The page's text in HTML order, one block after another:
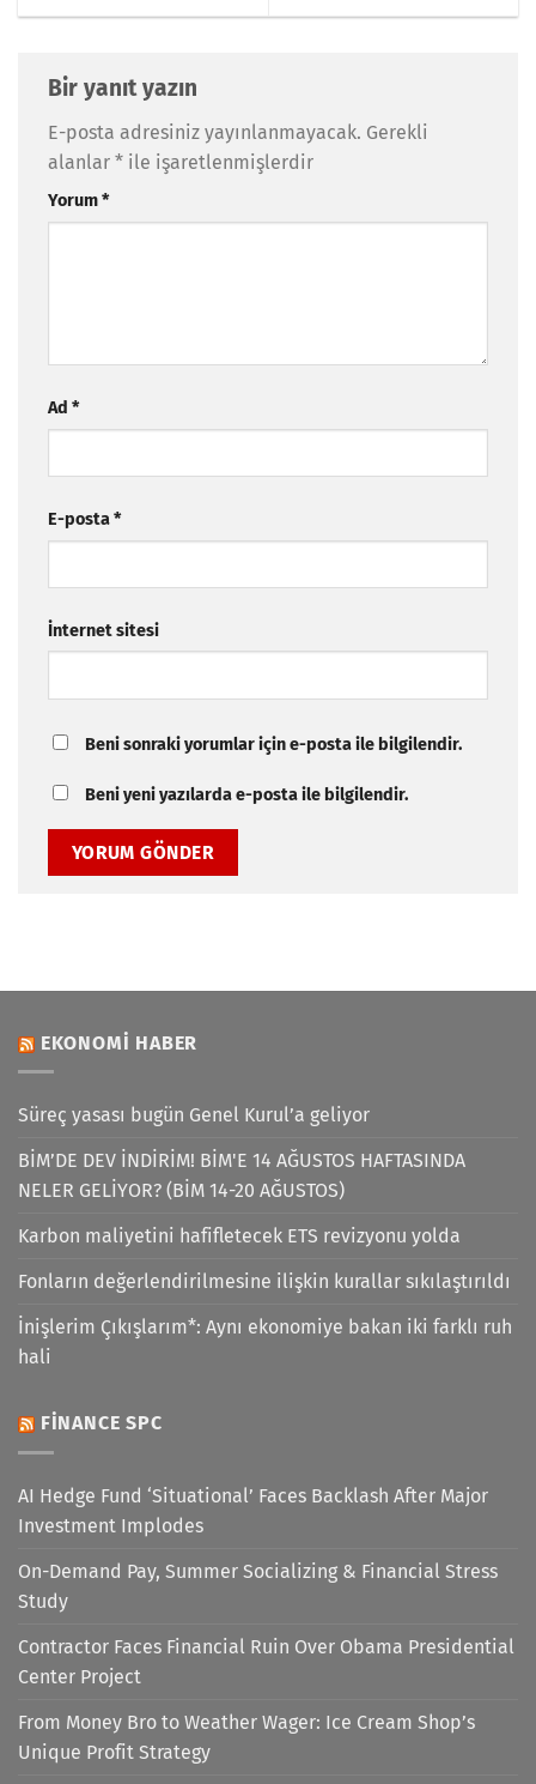
Bir yanıt yazın
E-posta adresiniz yayınlanmayacak. Gerekli
alanlar * ile işaretlenmişlerdir
Yorum*
Ad *
E-posta*
İnternet sitesi
Beni sonraki yorumlar için e-posta ile bilgilendir.
Beni yeni yazılarda e-posta ile bilgilendir.
EKONOMI HABER
Süreç yasası bugün Genel Kurul’a geliyor
BİM’DE DEV İNDİRİM! BİM'E 14 AĞUSTOS HAFTASINDA
NELER GELİYOR? (BİM 14-20 AĞUSTOS)
Karbon maliyetini hafifletecek ETS revizyonu yolda
Fonların değerlendirilmesine ilişkin kurallar sıkılaştırıldı
İnişlerim Çıkışlarım*: Aynı ekonomiye bakan iki farklı ruh
hali
FINANCE SPC
AI Hedge Fund ‘Situational’ Faces Backlash After Major
Investment Implodes
On-Demand Pay, Summer Socializing & Financial Stress
Study
Contractor Faces Financial Ruin Over Obama Presidential
Center Project
From Money Bro to Weather Wager: Ice Cream Shop’s
Unique Profit Strategy